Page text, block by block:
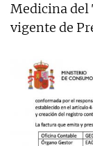
Medicina del
vigente de